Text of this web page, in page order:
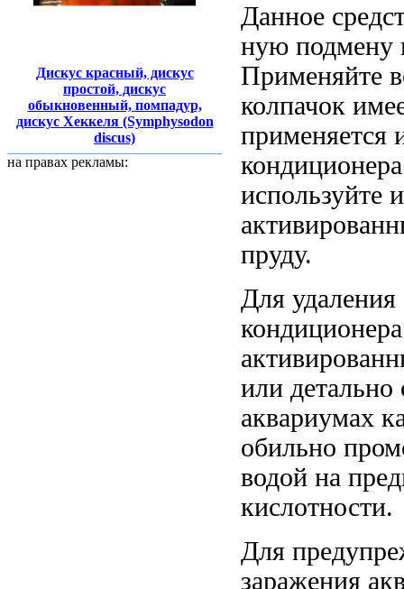
Дискус красный, дискус
простой, дискус
обыкновенный, помпадур,
дискус Хеккеля (Symphysodon
discus)
на правах рекламы:
Данное
ную подмену
Применяйте
колпачок
применяется
кондиционера
используйте
пруду.
Для удаления
или
аквариумах
обильно
водой на
кислотности.
Для
заражения